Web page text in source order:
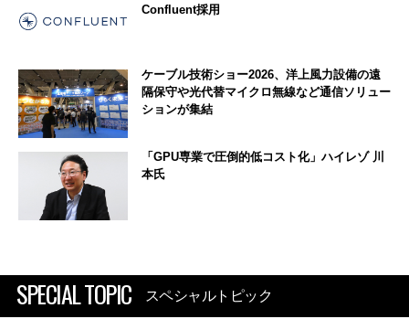
Confluent採用
ケーブル技術ショー2026、洋上風力設備の遠
隔保守や光代替マイクロ無線など通信ソリュー
ションが集結
「GPU専業で圧倒的低コスト化」ハイレゾ 川
本氏
SPECIAL TOPIC スペシャルトピック